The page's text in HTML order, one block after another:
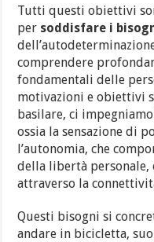
Tutti questi obiettivi
per soddisfare i
comprendere
fondamentali delle
motivazioni e obiettivi
basilare, ci
ossia la sensazione di
l’autonomia, che
della libertà personale,
attraverso la
Questi bisogni si
andare in bicicletta,